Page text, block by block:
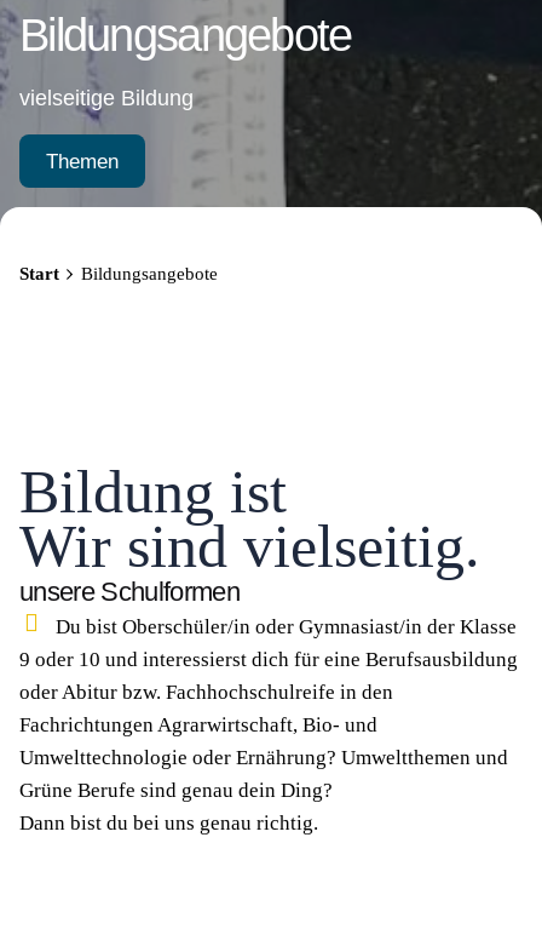
Bildungsangebote
vielseitige Bildung
Themen
Start Bildungsangebote
Bildung ist
Wir sind vielseitig.
unsere Schulformen
Du bist Oberschüler/in oder Gymnasiast/in der Klasse
9 oder 10 und interessierst dich für eine Berufsausbildung
oder Abitur bzw. Fachhochschulreife in den
Fachrichtungen Agrarwirtschaft, Bio- und
Umwelttechnologie oder Ernährung? Umweltthemen und
Grüne Berufe sind genau dein Ding?
Dann bist du bei uns genau richtig.